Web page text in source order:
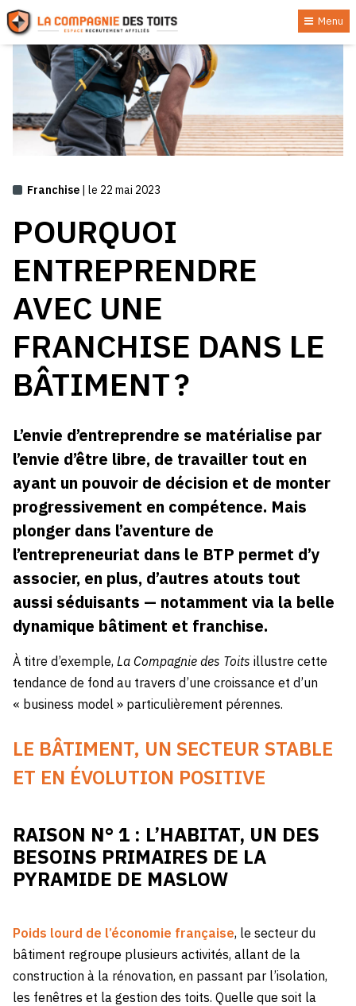
Menu
Franchise | le 22 mai 2023
POURQUOI
ENTREPRENDRE
AVEC UNE
FRANCHISE DANS LE
BÂTIMENT ?
L’envie d’entreprendre se matérialise par
l’envie d’être libre, de travailler tout en
ayant un pouvoir de décision et de monter
progressivement en compétence. Mais
plonger dans l’aventure de
l’entrepreneuriat dans le BTP permet d’y
associer, en plus, d’autres atouts tout
aussi séduisants — notamment via la belle
dynamique bâtiment et franchise.
À titre d’exemple, La Compagnie des Toits illustre cette
tendance de fond au travers d’une croissance et d’un
« business model » particulièrement pérennes.
LE BÂTIMENT, UN SECTEUR STABLE
ET EN ÉVOLUTION POSITIVE
RAISON N° 1 : L’HABITAT, UN DES
BESOINS PRIMAIRES DE LA
PYRAMIDE DE MASLOW
Poids lourd de l’économie française, le secteur du
bâtiment regroupe plusieurs activités, allant de la
construction à la rénovation, en passant par l’isolation,
les fenêtres et la gestion des toits. Quelle que soit la